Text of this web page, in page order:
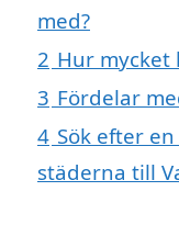
med?
2 Hur mycket
3 Fördelar
4 Sök efter
städerna till